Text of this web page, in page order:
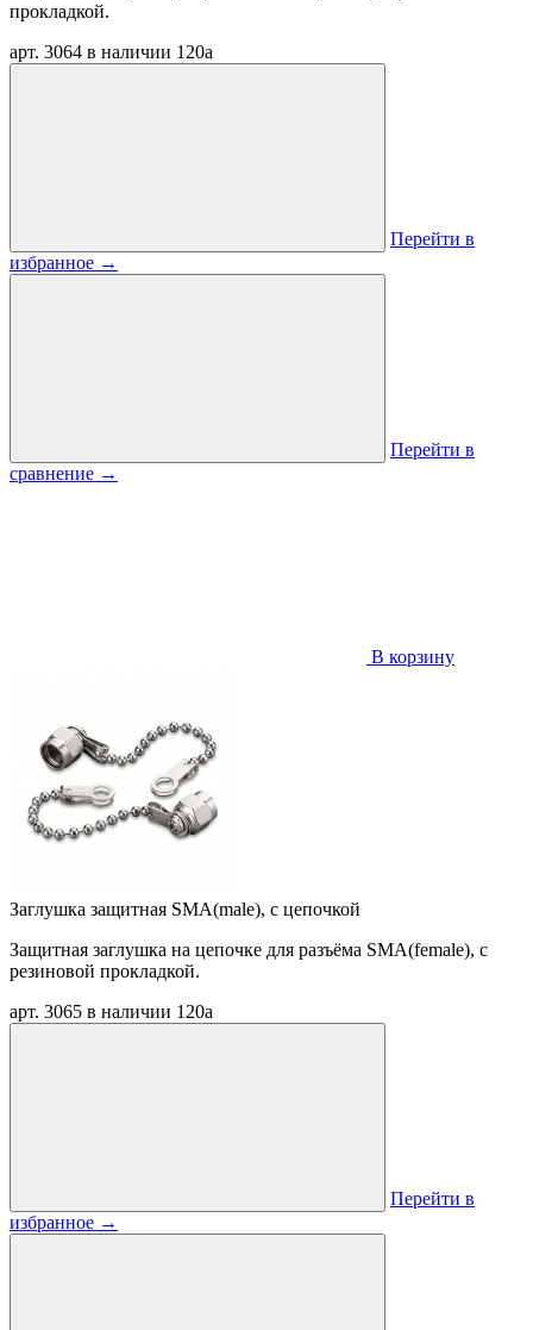
прокладкой.
арт. 3064 в наличии 120a
Перейти в
избранное →
Перейти в
сравнение →
В корзину
Заглушка защитная SMA(male), с цепочкой
Защитная заглушка на цепочке для разъёма SMA(female), с
резиновой прокладкой.
арт. 3065 в наличии 120a
Перейти в
избранное →